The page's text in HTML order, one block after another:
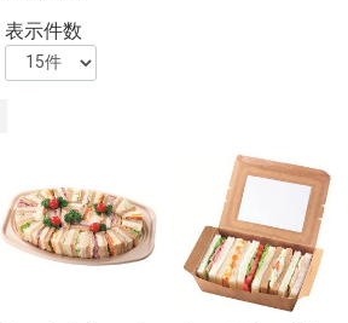
%EC%9D%B4%EB%A7%88%ED%8A%B8%EC%95%B1
%EC%9D%B4%EC%9A%A9%EC%95%BD%EA%B4%80
%EB%8F%99%EC%9D%98
vw passat b7
%D1%84%D0%B3%D0%B2%D1%88%D1%89 478
水
le prix %C3%A0 payer streaming vf
%C4%91%E1%BA%A3o greenland
thu%E1%BB%99c n%C6%B0%E1%BB%9Bc
表示件数